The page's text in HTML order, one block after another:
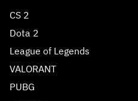
CS 2
Dota 2
League of Legends
VALORANT
PUBG